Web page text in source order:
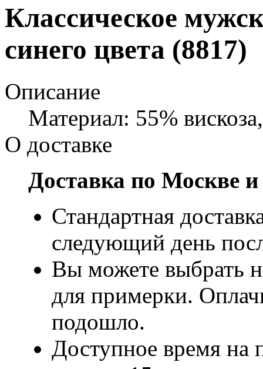
Классическое
синего цвета (8817)
Описание
Материал: 55%
О доставке
Доставка по Москве
Стандартная
следующий день
Вы можете выбрать
для примерки.
подошло.
Доступное время на